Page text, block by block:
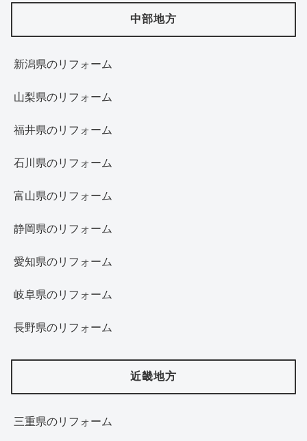
中部地方
新潟県のリフォーム
山梨県のリフォーム
福井県のリフォーム
石川県のリフォーム
富山県のリフォーム
静岡県のリフォーム
愛知県のリフォーム
岐阜県のリフォーム
長野県のリフォーム
近畿地方
三重県のリフォーム